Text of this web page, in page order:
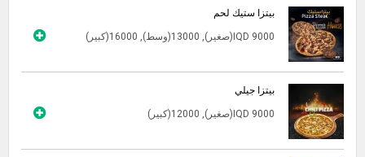
بيتزا ستيك لحم
IQD 9000(صغير), 13000(وسط), 16000(كبير)
بيتزا جيلي
IQD 9000(صغير), 12000(كبير)